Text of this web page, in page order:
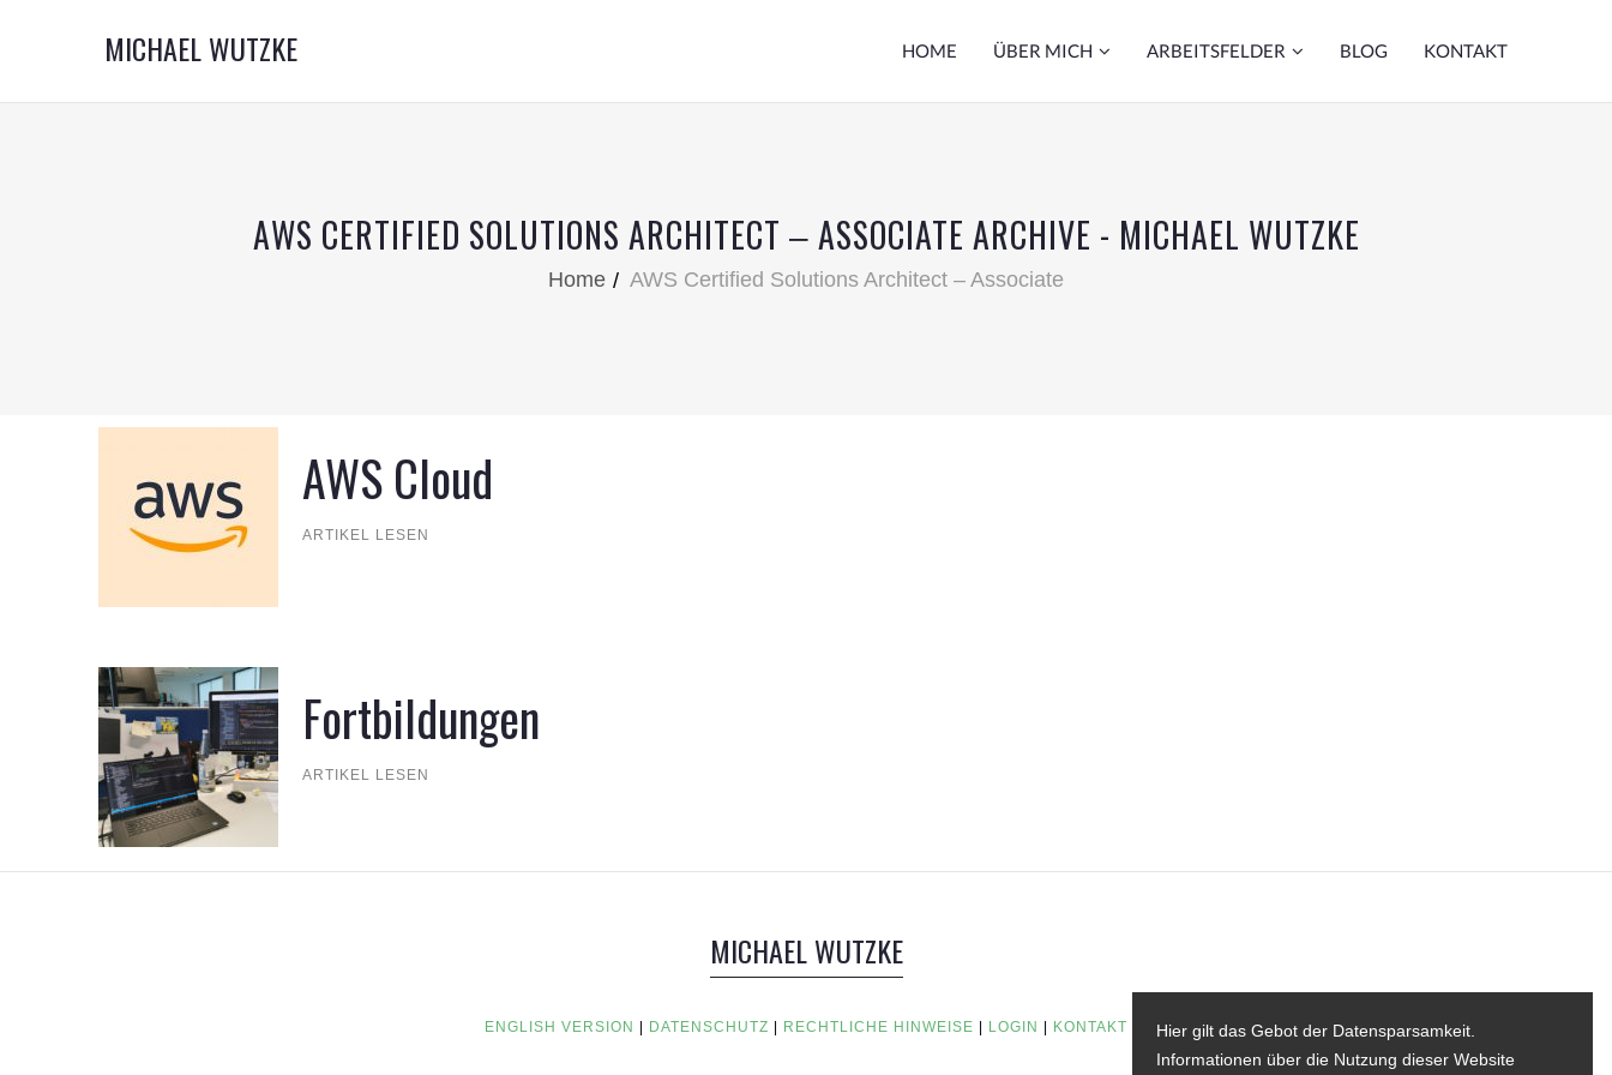
MICHAEL WUTZKE HOME ÜBER MICH ARBEITSFELDER BLOG KONTAKT
AWS CERTIFIED SOLUTIONS ARCHITECT ‒ ASSOCIATE ARCHIVE - MICHAEL WUTZKE
Home AWS Certified Solutions Architect ‒ Associate
AWS Cloud
ARTIKEL LESEN
Fortbildungen
ARTIKEL LESEN
MICHAEL WUTZKE
ENGLISH VERSION DATENSCHUTZ RECHTLICHE HINWEISE LOGIN KONTAKT
Hier gilt das Gebot der Datensparsamkeit.
Informationen über die Nutzung dieser Website